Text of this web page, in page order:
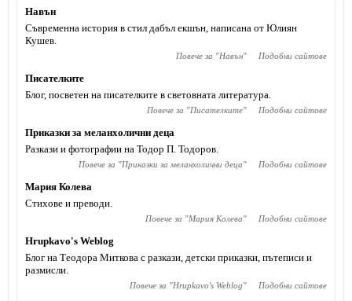
Навън
Съвременна история в стил дабъл екшън, написана от Юлиян
Кушев.
Повече за "Навън" Подобни сайтове
Писателките
Блог, посветен на писателките в световната литература.
Повече за "Писателките" Подобни сайтове
Приказки за меланхолични деца
Разкази и фотографии на Тодор П. Тодоров.
Повече за "Приказки за меланхолични деца" Подобни сайтове
Мария Колева
Стихове и преводи.
Повече за "Мария Колева" Подобни сайтове
Hrupkavo's Weblog
Блог на Теодора Миткова с разкази, детски приказки, пътеписи и
размисли.
Повече за "Hrupkavo's Weblog" Подобни сайтове